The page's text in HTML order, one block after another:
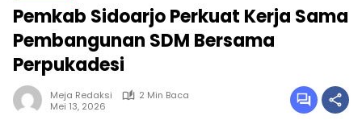
Pemkab Sidoarjo Perkuat Kerja Sama
Pembangunan SDM Bersama
Perpukadesi
Meja Redaksi
2 Min Baca
Mei 13, 2026